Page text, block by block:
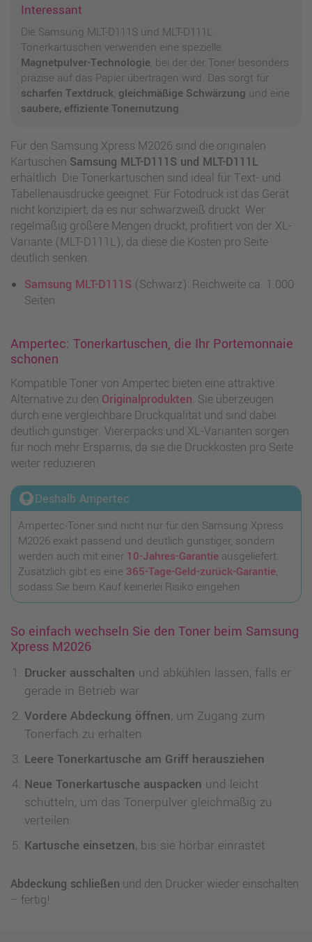
Interessant
Die Samsung MLT-D111S und MLT-D111L
Tonerkartuschen verwenden eine spezielle
Magnetpulver-Technologie, bei der der Toner besonders
präzise auf das Papier übertragen wird. Das sorgt für
scharfen Textdruck, gleichmäßige Schwärzung und eine
saubere, effiziente Tonernutzung.
Für den Samsung Xpress M2026 sind die originalen
Kartuschen Samsung MLT-D111S und MLT-D111L
erhältlich. Die Tonerkartuschen sind ideal für Text- und
Tabellenausdrucke geeignet. Für Fotodruck ist das Gerät
nicht konzipiert, da es nur schwarzweiß druckt. Wer
regelmäßig größere Mengen druckt, profitiert von der XL-
Variante (MLT-D111L), da diese die Kosten pro Seite
deutlich senken.
Samsung MLT-D111S (Schwarz): Reichweite ca. 1.000
Seiten
Ampertec: Tonerkartuschen, die Ihr Portemonnaie
schonen
Kompatible Toner von Ampertec bieten eine attraktive
Alternative zu den Originalprodukten. Sie überzeugen
durch eine vergleichbare Druckqualität und sind dabei
deutlich günstiger. Viererpacks und XL-Varianten sorgen
für noch mehr Ersparnis, da sie die Druckkosten pro Seite
weiter reduzieren.
lightbulb_circleDeshalb Ampertec
Ampertec-Toner sind nicht nur für den Samsung Xpress
M2026 exakt passend und deutlich günstiger, sondern
werden auch mit einer 10-Jahres-Garantieausgeliefert.
Zusätzlich gibt es eine 365-Tage-Geld-zurück-Garantie,
sodass Sie beim Kauf keinerlei Risiko eingehen.
So einfach wechseln Sie den Toner beim Samsung
Xpress M2026
Drucker ausschalten und abkühlen lassen, falls er
gerade in Betrieb war
Vordere Abdeckung öffnen, um Zugang zum
Tonerfach zu erhalten
Leere Tonerkartusche am Griff herausziehen
Neue Tonerkartusche auspacken und leicht
schütteln, um das Tonerpulver gleichmäßig zu
verteilen
Kartusche einsetzen, bis sie hörbar einrastet
Abdeckung schließen und den Drucker wieder einschalten
– fertig!